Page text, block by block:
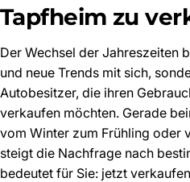
Tapfheim zu
Der Wechsel der Jahreszeiten
und neue Trends mit sich,
Autobesitzer, die ihren
verkaufen möchten. Gerade
vom Winter zum Frühling oder
steigt die Nachfrage nach
bedeutet für Sie: jetzt